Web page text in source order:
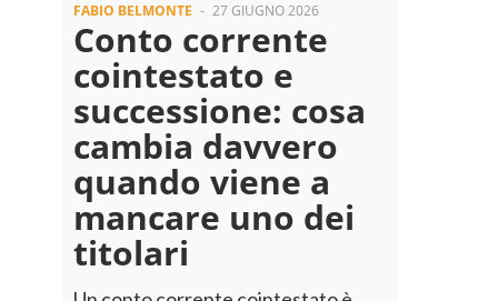
FABIO BELMONTE - 27 GIUGNO 2026
Conto corrente
cointestato e
successione: cosa
cambia davvero
quando viene a
mancare uno dei
titolari